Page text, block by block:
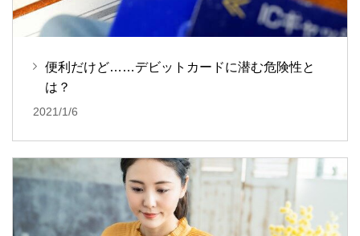
便利だけど……デビットカードに潜む危険性と
は？
2021/1/6